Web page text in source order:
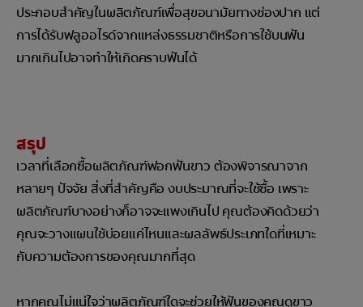
ประกอบสำคัญในผลิตภัณฑ์เพื่อสุขอนามัยทางช่องปาก แต่
การได้รับฟลูออไรด์จากแหล่งธรรมชาติหรือการใช้บนฟัน
มากเกินไปอาจทำให้เกิดคราบฟันได้
สรุป
เวลาที่เลือกซื้อผลิตภัณฑ์ฟอกฟันขาว ต้องพิจารณาจาก
หลายๆ ปัจจัย สิ่งที่สำคัญคือ งบประมาณที่จะใช้ซื้อ เพราะ
ผลิตภัณฑ์บางอย่างก็อาจจะแพงเกินไป คุณต้องคิดด้วยว่า
คุณจะวางแผนใช้บ่อยแค่ไหนและผลลัพธ์ประเภทใดที่เหมาะ
กับความต้องการของคุณมากที่สุด
หากคุณไม่แน่ใจว่าผลิตภัณฑ์ใดจะช่วยให้ฟันของคุณดูขาว